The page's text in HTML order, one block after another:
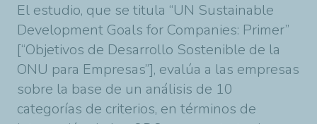
El estudio, que se titula “UN Sustainable
Development Goals for Companies: Primer”
[“Objetivos de Desarrollo Sostenible de la
ONU para Empresas”], evalúa a las empresas
sobre la base de un análisis de 10
categorías de criterios, en términos de